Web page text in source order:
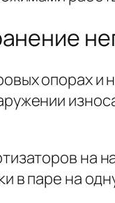
опорах и
на
в паре на